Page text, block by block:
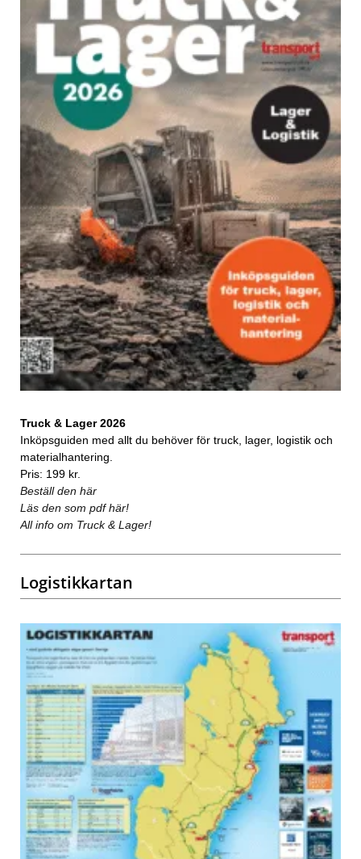
Truck & Lager 2026
Inköpsguiden med allt du behöver för truck, lager, logistik och
materialhantering.
Pris: 199 kr.
Beställ den här
Läs den som pdf här!
All info om Truck & Lager!
Logistikkartan